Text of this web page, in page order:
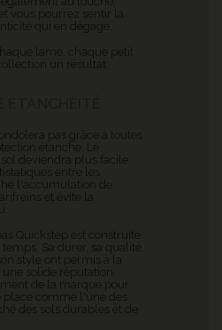
vous pourrez sentir la
qui en dégage.
lame, chaque petit
un résultat
pas grâce à toutes
étanche. Le
deviendra plus facile
entre les
l'accumulation de
et évite la
Quickstep est construite
Sa durer, sa qualité,
style ont permis à la
solide réputation.
de la marque pour
place comme l'une des
des sols durables et de